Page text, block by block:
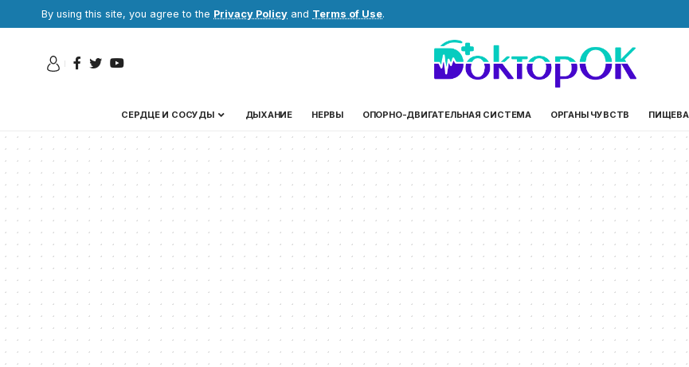
By using this site, you agree to the Privacy Policy and Terms of Use.
СЕРДЦЕ И СОСУДЫ ДЫХАНИЕ НЕРВЫ ОПОРНО-ДВИГАТЕЛЬНАЯ СИСТЕМА ОРГАНЫ ЧУВСТВ